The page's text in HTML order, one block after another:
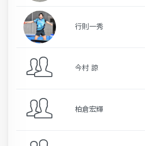
行則一秀
今村 諒
柏倉宏輝